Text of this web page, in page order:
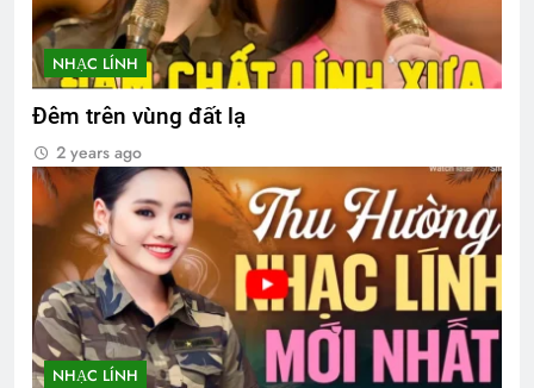
NHẠC LÍNH
Đêm trên vùng đất lạ
2 years ago
NHẠC LÍNH